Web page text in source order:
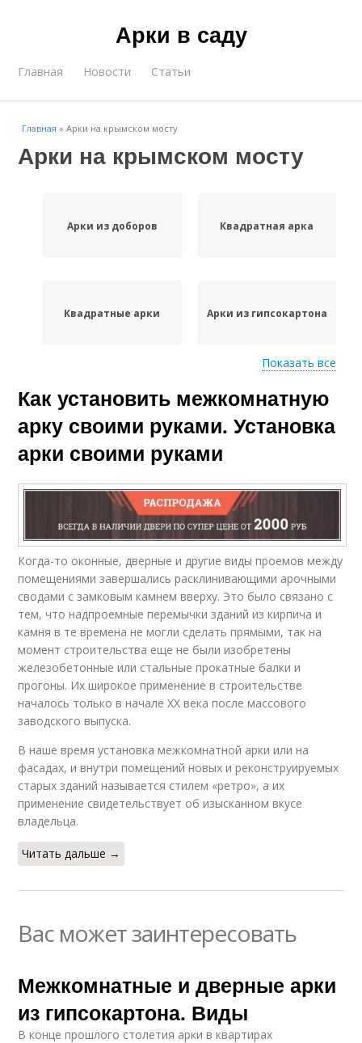
Арки в саду
Главная Новости Статьи
Главная »Арки на крымском мосту
Арки на крымском мосту
Арки из доборов Квадратная арка
Квадратные арки Арки из гипсокартона
Гипсокартонные арки Классические арки
арки
Круглые арки
Античные арки Восточные арки
Тайские арки Фигурные арки
Показать все
Как установить межкомнатную
арку своими руками. Установка
арки своими руками
Когда-то оконные, дверные и другие виды проемов между
помещениями завершались расклинивающими арочными
сводами с замковым камнем вверху. Это было связано с
тем, что надпроемные перемычки зданий из кирпича и
камня в те времена не могли сделать прямыми, так на
момент строительства еще не были изобретены
железобетонные или стальные прокатные балки и
прогоны. Их широкое применение в строительстве
началось только в начале ХХ века после массового
заводского выпуска.
В наше время установка межкомнатной арки или на
фасадах, и внутри помещений новых и реконструируемых
старых зданий называется стилем «ретро», а их
применение свидетельствует об изысканном вкусе
владельца.
Читать дальше →
Вас может заинтересовать
Межкомнатные и дверные арки
из гипсокартона. Виды
В конце прошлого столетия арки в квартирах